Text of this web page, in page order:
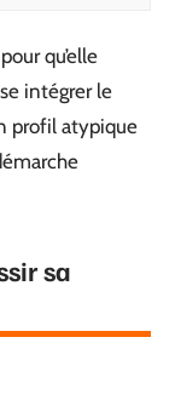
qu’elle
intégrer le
profil atypique
sa